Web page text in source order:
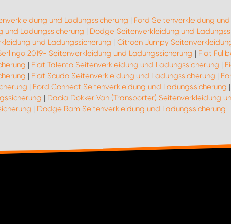
und Ladungssicherung | Ford Seitenverkleidung
und Ladungssicherung | Dodge Seitenverkleidung und
und Ladungssicherung | Citroën Jumpy
2019- Seitenverkleidung und Ladungssicherung | Fiat
| Fiat Talento Seitenverkleidung und Ladungssicherung |
| Fiat Scudo Seitenverkleidung und Ladungssicherung |
| Ford Connect Seitenverkleidung und Ladungssicherung |
| Dacia Dokker Van (Transporter) Seitenverkleidung
| Dodge Ram Seitenverkleidung und Ladungssicherung